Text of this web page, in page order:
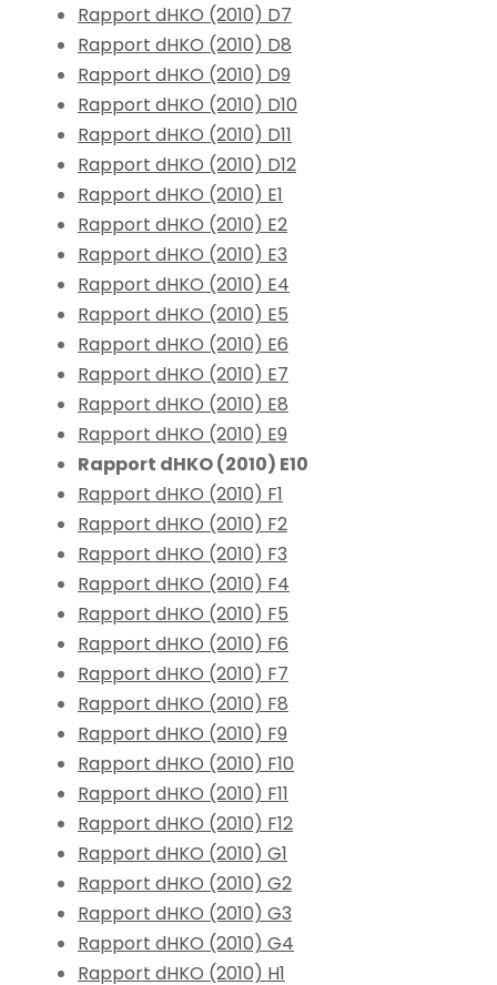
Rapport dHKO (2010) D7
Rapport dHKO (2010) D8
Rapport dHKO (2010) D9
Rapport dHKO (2010) D10
Rapport dHKO (2010) D11
Rapport dHKO (2010) D12
Rapport dHKO (2010) E1
Rapport dHKO (2010) E2
Rapport dHKO (2010) E3
Rapport dHKO (2010) E4
Rapport dHKO (2010) E5
Rapport dHKO (2010) E6
Rapport dHKO (2010) E7
Rapport dHKO (2010) E8
Rapport dHKO (2010) E9
Rapport dHKO (2010) E10
Rapport dHKO (2010) F1
Rapport dHKO (2010) F2
Rapport dHKO (2010) F3
Rapport dHKO (2010) F4
Rapport dHKO (2010) F5
Rapport dHKO (2010) F6
Rapport dHKO (2010) F7
Rapport dHKO (2010) F8
Rapport dHKO (2010) F9
Rapport dHKO (2010) F10
Rapport dHKO (2010) F11
Rapport dHKO (2010) F12
Rapport dHKO (2010) G1
Rapport dHKO (2010) G2
Rapport dHKO (2010) G3
Rapport dHKO (2010) G4
Rapport dHKO (2010) H1